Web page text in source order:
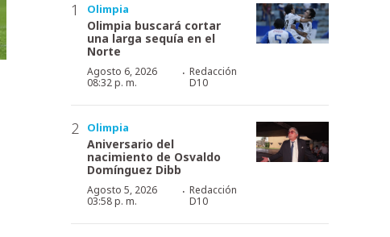
Olimpia
Olimpia buscará cortar
una larga sequía en el
Norte
Agosto 6, 2026
08:32 p. m.
· Redacción
D10
Olimpia
Aniversario del
nacimiento de Osvaldo
Domínguez Dibb
Agosto 5, 2026
03:58 p. m.
· Redacción
D10